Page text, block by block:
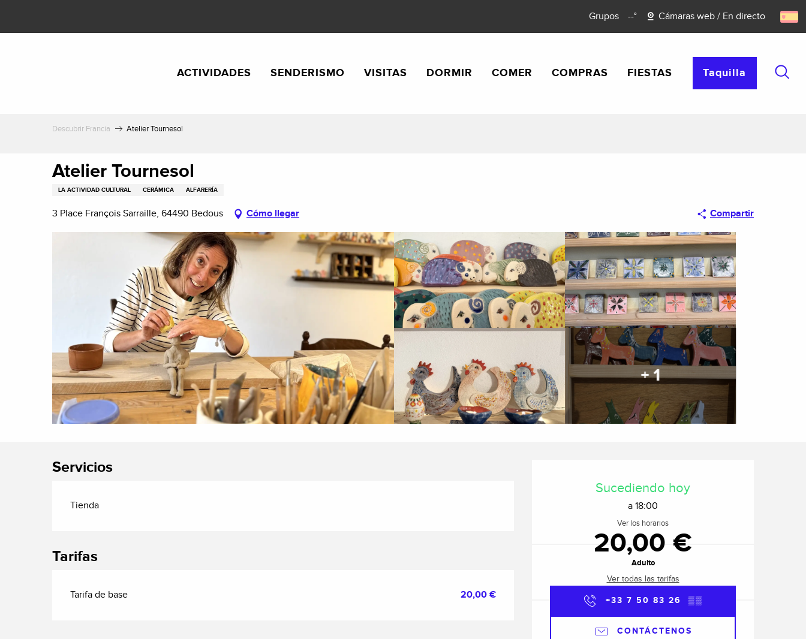
contenu
Grupos --° Cámaras web / En directo
ACTIVIDADES SENDERISMO VISITAS DORMIR COMER COMPRAS FIESTAS Taquilla
Descubrir Francia Atelier Tournesol
Atelier Tournesol
LA ACTIVIDAD CULTURAL CERÁMICA ALFARERÍA
3 Place François Sarraille, 64490 Bedous Cómo llegar Compartir
+ 1
Sucediendo hoy
a 18:00
Ver los horarios
20,00 €
Adulto
Ver todas las tarifas
+33 7 50 83 26 ▒▒
CONTÁCTENOS
Servicios
Tienda
Tarifas
Tarifa de base 20,00 €